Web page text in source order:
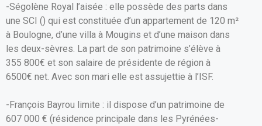
-Ségolène Royal l’aisée : elle possède des parts dans
une SCI () qui est constituée d’un appartement de 120 m²
à Boulogne, d’une villa à Mougins et d’une maison dans
les deux-sèvres. La part de son patrimoine s’élève à
355 800€ et son salaire de présidente de région à
6500€ net. Avec son mari elle est assujettie à l’ISF.
-François Bayrou limite : il dispose d’un patrimoine de
607 000 € (résidence principale dans les Pyrénées-